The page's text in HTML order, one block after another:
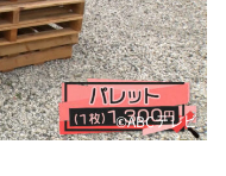
©ABCテレビ